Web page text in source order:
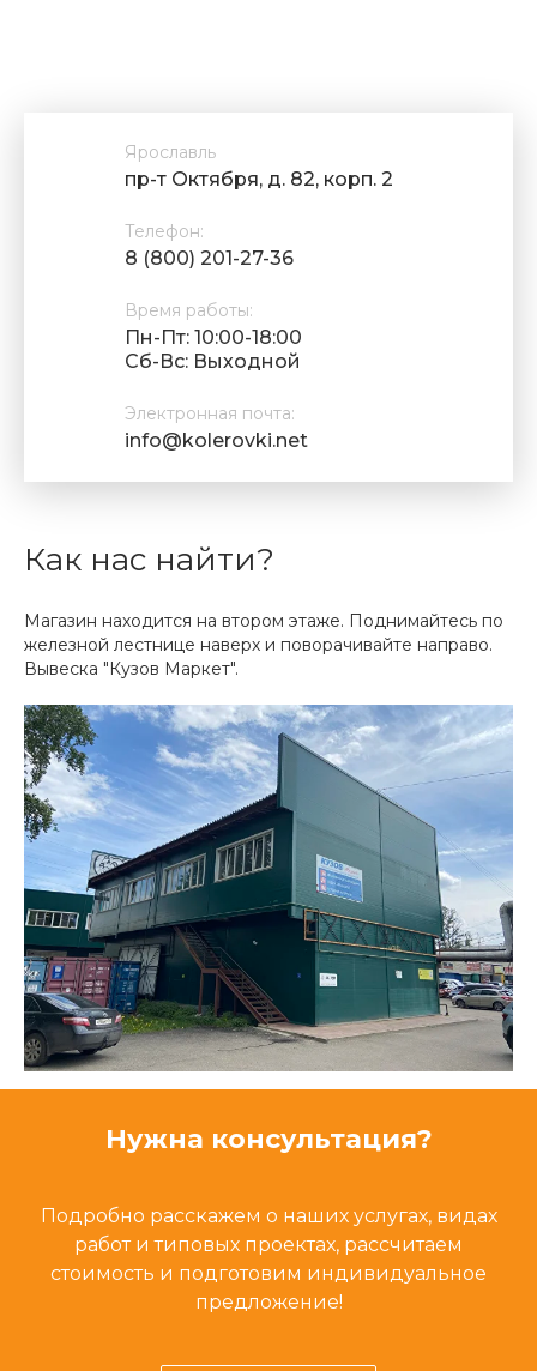
Ярославль
пр-т Октября, д. 82, корп. 2
Телефон:
8 (800) 201-27-36
Время работы:
Пн-Пт: 10:00-18:00
Cб-Вс: Выходной
Электронная почта:
info@kolerovki.net
Как нас найти?
Магазин находится на втором этаже. Поднимайтесь по
железной лестнице наверх и поворачивайте направо.
Вывеска "Кузов Маркет".
Нужна консультация?
Подробно расскажем о наших услугах, видах
работ и типовых проектах, рассчитаем
стоимость и подготовим индивидуальное
предложение!